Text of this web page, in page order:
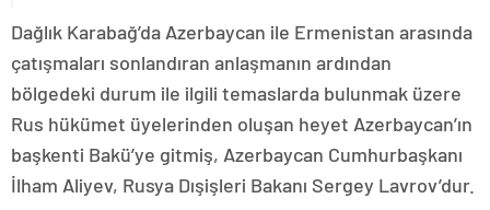
Dağlık Karabağ’da Azerbaycan ile Ermenistan arasında
çatışmaları sonlandıran anlaşmanın ardından
bölgedeki durum ile ilgili temaslarda bulunmak üzere
Rus hükümet üyelerinden oluşan heyet Azerbaycan’ın
başkenti Bakü’ye gitmiş, Azerbaycan Cumhurbaşkanı
İlham Aliyev, Rusya Dışişleri Bakanı Sergey Lavrov’dur.